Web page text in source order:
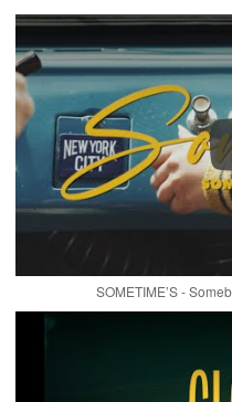
SOMETIME’S -